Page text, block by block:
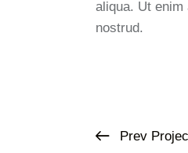
aliqua. Ut enim
nostrud.
Prev